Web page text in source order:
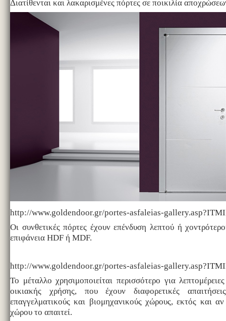
Διατίθενται και λακαρισμένες πόρτες σε ποικιλία
http://www.goldendoor.gr/portes-asfaleias-
Οι συνθετικές πόρτες έχουν επένδυση λεπτού ή
επιφάνεια HDF ή MDF.
http://www.goldendoor.gr/portes-asfaleias-
Το μέταλλο χρησιμοποιείται περισσότερο για
οικιακής χρήσης, που έχουν διαφορετικές
επαγγελματικούς και βιομηχανικούς χώρους, εκτός και
χώρου το απαιτεί.